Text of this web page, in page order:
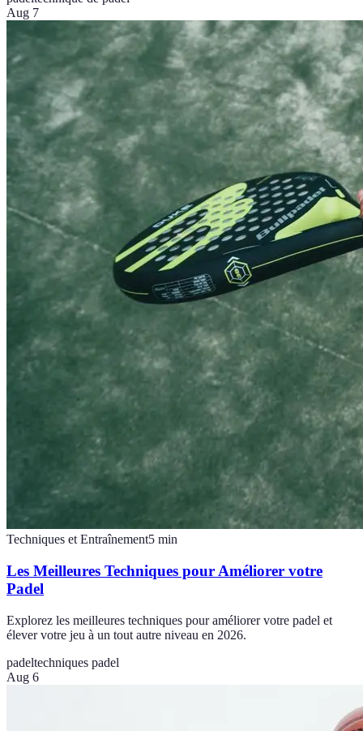
Aug 7
Techniques et Entraînement5 min
Les Meilleures Techniques pour Améliorer votre
Padel
Explorez les meilleures techniques pour améliorer votre padel et
élever votre jeu à un tout autre niveau en 2026.
padeltechniques padel
Aug 6